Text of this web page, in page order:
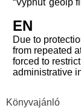
Könyvajánló